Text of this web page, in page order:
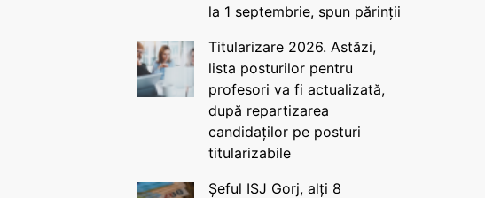
la 1 septembrie, spun părinții
Titularizare 2026. Astăzi,
lista posturilor pentru
profesori va fi actualizată,
după repartizarea
candidaților pe posturi
titularizabile
Șeful ISJ Gorj, alți 8